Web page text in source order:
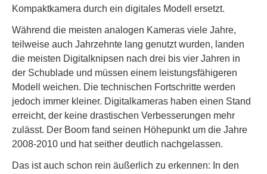
Kompaktkamera durch ein digitales Modell ersetzt.
Während die meisten analogen Kameras viele Jahre,
teilweise auch Jahrzehnte lang genutzt wurden, landen
die meisten Digitalknipsen nach drei bis vier Jahren in
der Schublade und müssen einem leistungsfähigeren
Modell weichen. Die technischen Fortschritte werden
jedoch immer kleiner. Digitalkameras haben einen Stand
erreicht, der keine drastischen Verbesserungen mehr
zulässt. Der Boom fand seinen Höhepunkt um die Jahre
2008-2010 und hat seither deutlich nachgelassen.
Das ist auch schon rein äußerlich zu erkennen: In den